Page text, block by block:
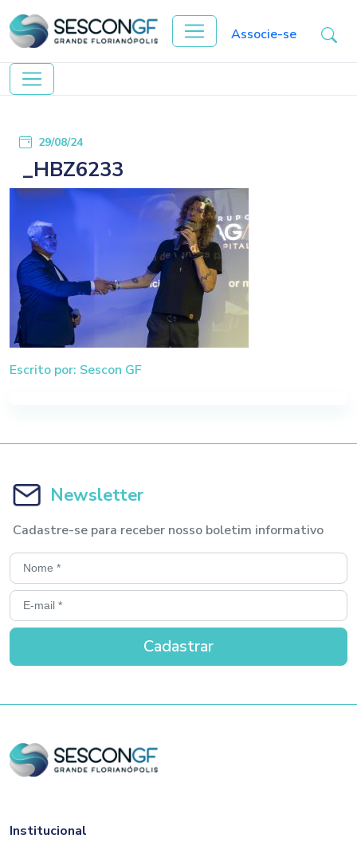
Associe-se
29/08/24
_HBZ6233
Escrito por: Sescon GF
Newsletter
Cadastre-se para receber nosso boletim informativo
Institucional